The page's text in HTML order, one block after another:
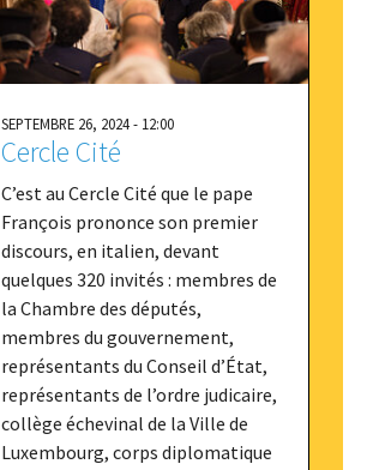
SEPTEMBRE 26, 2024 - 12:00
Cercle Cité
C’est au Cercle Cité que le pape
François prononce son premier
discours, en italien, devant
quelques 320 invités : membres de
la Chambre des députés,
membres du gouvernement,
représentants du Conseil d’État,
représentants de l’ordre judicaire,
collège échevinal de la Ville de
Luxembourg, corps diplomatique